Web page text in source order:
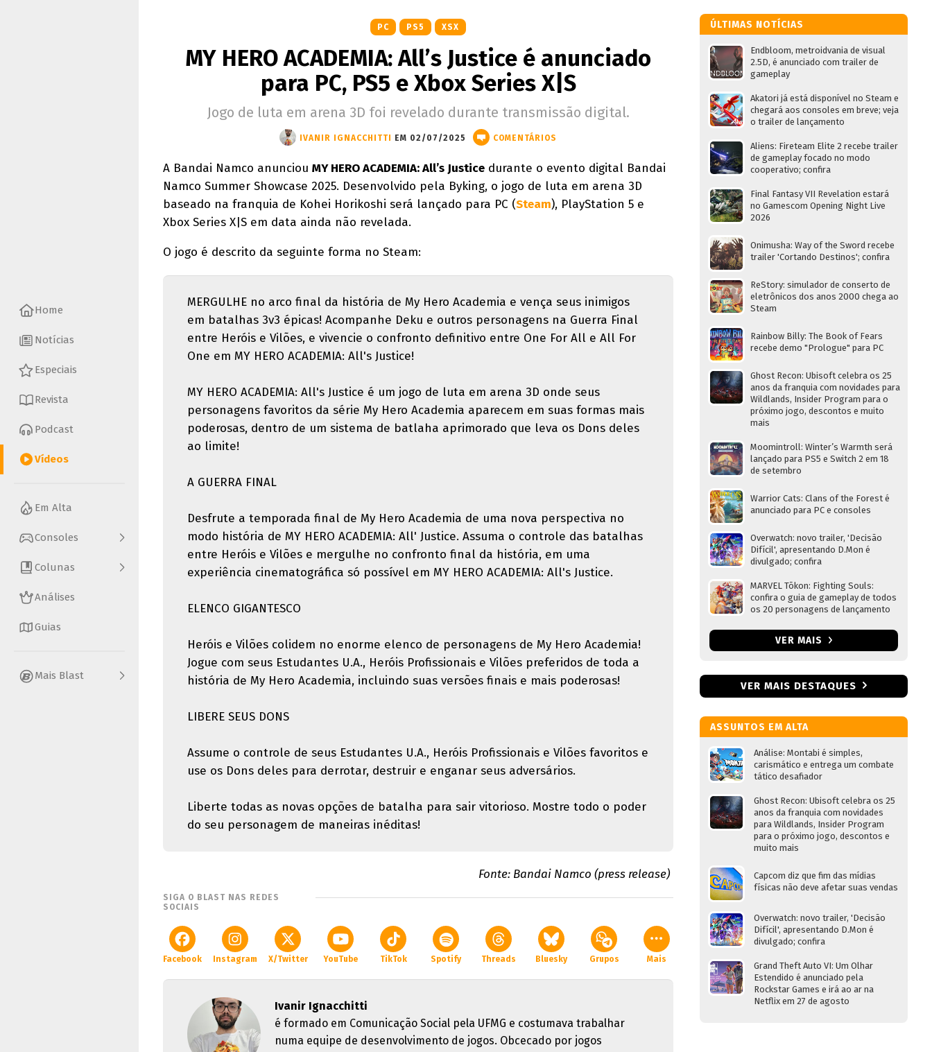
Home
Notícias
Especiais
Revista
Podcast
Vídeos
Em Alta
Consoles
Colunas
Análises
Guias
Mais Blast
PC PS5 XSX
MY HERO ACADEMIA: All’s Justice é anunciado
para PC, PS5 e Xbox Series X|S
Jogo de luta em arena 3D foi revelado durante transmissão digital.
IVANIR IGNACCHITTI EM 02/07/2025 COMENTÁRIOS
A Bandai Namco anunciou MY HERO ACADEMIA: All’s Justice durante o evento digital Bandai
Namco Summer Showcase 2025. Desenvolvido pela Byking, o jogo de luta em arena 3D
baseado na franquia de Kohei Horikoshi será lançado para PC (Steam), PlayStation 5 e
Xbox Series X|S em data ainda não revelada.
O jogo é descrito da seguinte forma no Steam:
MERGULHE no arco final da história de My Hero Academia e vença seus inimigos
em batalhas 3v3 épicas! Acompanhe Deku e outros personagens na Guerra Final
entre Heróis e Vilões, e vivencie o confronto definitivo entre One For All e All For
One em MY HERO ACADEMIA: All's Justice!
MY HERO ACADEMIA: All's Justice é um jogo de luta em arena 3D onde seus
personagens favoritos da série My Hero Academia aparecem em suas formas mais
poderosas, dentro de um sistema de batlaha aprimorado que leva os Dons deles
ao limite!
A GUERRA FINAL
Desfrute a temporada final de My Hero Academia de uma nova perspectiva no
modo história de MY HERO ACADEMIA: All' Justice. Assuma o controle das batalhas
entre Heróis e Vilões e mergulhe no confronto final da história, em uma
experiência cinematográfica só possível em MY HERO ACADEMIA: All's Justice.
ELENCO GIGANTESCO
Heróis e Vilões colidem no enorme elenco de personagens de My Hero Academia!
Jogue com seus Estudantes U.A., Heróis Profissionais e Vilões preferidos de toda a
história de My Hero Academia, incluindo suas versões finais e mais poderosas!
LIBERE SEUS DONS
Assume o controle de seus Estudantes U.A., Heróis Profissionais e Vilões favoritos e
use os Dons deles para derrotar, destruir e enganar seus adversários.
Liberte todas as novas opções de batalha para sair vitorioso. Mostre todo o poder
do seu personagem de maneiras inéditas!
Fonte: Bandai Namco (press release)
SIGA O BLAST NAS REDES
SOCIAIS
Facebook Instagram X/Twitter YouTube TikTok Spotify Threads Bluesky Grupos Mais
Ivanir Ignacchitti
é formado em Comunicação Social pela UFMG e costumava trabalhar
numa equipe de desenvolvimento de jogos. Obcecado por jogos
ÚLTIMAS NOTÍCIAS
Endbloom, metroidvania de visual
2.5D, é anunciado com trailer de
gameplay
Akatori já está disponível no Steam e
chegará aos consoles em breve; veja
o trailer de lançamento
Aliens: Fireteam Elite 2 recebe trailer
de gameplay focado no modo
cooperativo; confira
Final Fantasy VII Revelation estará
no Gamescom Opening Night Live
2026
Onimusha: Way of the Sword recebe
trailer 'Cortando Destinos'; confira
ReStory: simulador de conserto de
eletrônicos dos anos 2000 chega ao
Steam
Rainbow Billy: The Book of Fears
recebe demo "Prologue" para PC
Ghost Recon: Ubisoft celebra os 25
anos da franquia com novidades para
Wildlands, Insider Program para o
próximo jogo, descontos e muito
mais
Moomintroll: Winter’s Warmth será
lançado para PS5 e Switch 2 em 18
de setembro
Warrior Cats: Clans of the Forest é
anunciado para PC e consoles
Overwatch: novo trailer, 'Decisão
Difícil', apresentando D.Mon é
divulgado; confira
MARVEL Tōkon: Fighting Souls:
confira o guia de gameplay de todos
os 20 personagens de lançamento
VER MAIS
VER MAIS DESTAQUES
ASSUNTOS EM ALTA
Análise: Montabi é simples,
carismático e entrega um combate
tático desafiador
Ghost Recon: Ubisoft celebra os 25
anos da franquia com novidades
para Wildlands, Insider Program
para o próximo jogo, descontos e
muito mais
Capcom diz que fim das mídias
físicas não deve afetar suas vendas
Overwatch: novo trailer, 'Decisão
Difícil', apresentando D.Mon é
divulgado; confira
Grand Theft Auto VI: Um Olhar
Estendido é anunciado pela
Rockstar Games e irá ao ar na
Netflix em 27 de agosto